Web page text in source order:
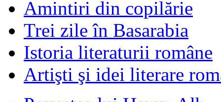
Amintiri din copilărie
Trei zile în Basarabia
Istoria literaturii române
Artişti şi idei literare